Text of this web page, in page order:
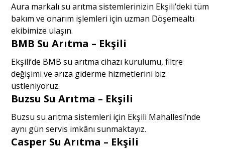
Aura markalı su arıtma sistemlerinizin Ekşili’deki tüm
bakım ve onarım işlemleri için uzman Döşemealtı
ekibimize ulaşın.
BMB Su Arıtma – Ekşili
Ekşili’de BMB su arıtma cihazı kurulumu, filtre
değişimi ve arıza giderme hizmetlerini biz
üstleniyoruz.
Buzsu Su Arıtma – Ekşili
Buzsu su arıtma sistemleri için Ekşili Mahallesi’nde
aynı gün servis imkânı sunmaktayız.
Casper Su Arıtma – Ekşili